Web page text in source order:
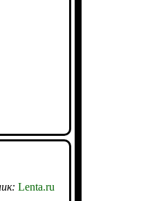
Lenta.ru